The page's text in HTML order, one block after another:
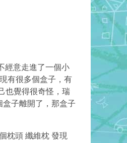
經意走進了一個小
有很多個盒子，有
也覺得很奇怪，瑞
子離開了，那盒子
枕頭 纖維枕 發現